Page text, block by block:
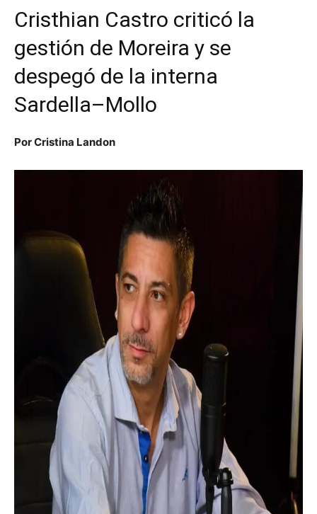
Cristhian Castro criticó la
gestión de Moreira y se
despegó de la interna
Sardella–Mollo
Por Cristina Landon